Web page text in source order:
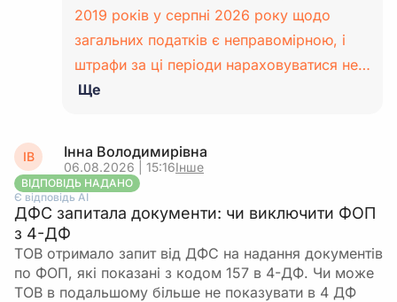
2019 років у серпні 2026 року щодо
загальних податків є неправомірною, і
штрафи за ці періоди нараховуватися не…
Ще
ІВ Інна Володимирівна
06.08.2026 | 15:16Інше
ВІДПОВІДЬ НАДАНО
Є відповідь АІ
ДФС запитала документи: чи виключити ФОП
з 4-ДФ
ТОВ отримало запит від ДФС на надання документів
по ФОП, які показані з кодом 157 в 4-ДФ. Чи може
ТОВ в подальшому більше не показувати в 4 ДФ